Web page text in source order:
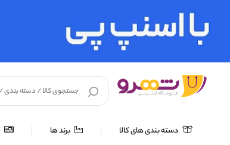
دسته بندی های کالا برند ها
ست مانیکور جویل مدل GSM-818